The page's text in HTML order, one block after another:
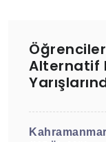
Alternatif